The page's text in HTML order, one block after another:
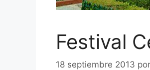
Festival
18 septiembre 2013 por